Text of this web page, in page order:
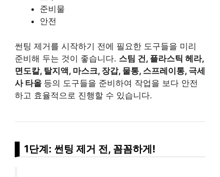
준비물
안전
썬팅 제거를 시작하기 전에 필요한 도구들을 미리
준비해 두는 것이 좋습니다. 스팀 건, 플라스틱 헤라,
면도칼, 탈지액, 마스크, 장갑, 물통, 스프레이통, 극세
사 타올 등의 도구들을 준비하여 작업을 보다 안전
하고 효율적으로 진행할 수 있습니다.
1단계: 썬팅 제거 전, 꼼꼼하게!